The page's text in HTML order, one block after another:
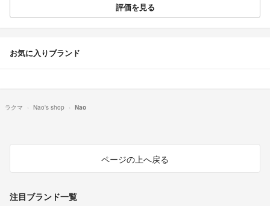
評価を見る
お気に入りブランド
ラクマ Nao's shop Nao
ページの上へ戻る
注目ブランド一覧